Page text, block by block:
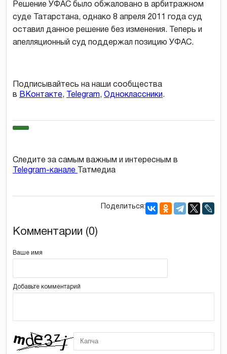
Решение УФАС было обжаловано в арбитражном
суде Татарстана, однако 8 апреля 2011 года суд
оставил данное решение без изменения. Теперь и
апелляционный суд поддержал позицию УФАС.
Подписывайтесь на наши сообщества
в ВКонтакте, Telegram, Одноклассники.
Следите за самым важным и интересным в
Telegram-канале
Татмедиа
Поделиться:
Комментарии (0)
Ваше имя
Добавьте комментарий